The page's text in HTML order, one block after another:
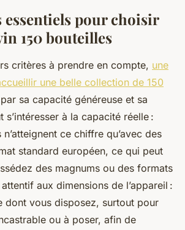
essentiels pour choisir
150 bouteilles
critères à prendre en compte, une
une belle collection de 150
sa capacité généreuse et sa
s’intéresser à la capacité réelle :
ce chiffre qu’avec des
standard européen, ce qui peut
des magnums ou des formats
aux dimensions de l’appareil :
dont vous disposez, surtout pour
ou à poser, afin de